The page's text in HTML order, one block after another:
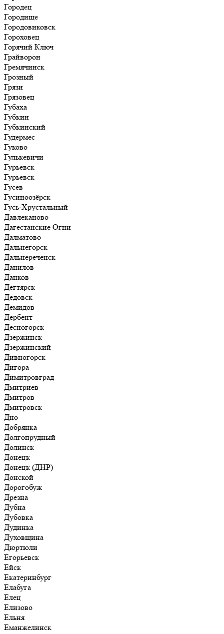
Городец
Городище
Городовиковск
Гороховец
Горячий Ключ
Грайворон
Гремячинск
Грозный
Грязи
Грязовец
Губаха
Губкин
Губкинский
Гудермес
Гуково
Гулькевичи
Гурьевск
Гурьевск
Гусев
Гусиноозёрск
Гусь-Хрустальный
Давлеканово
Дагестанские Огни
Далматово
Дальнегорск
Дальнереченск
Данилов
Данков
Дегтярск
Дедовск
Демидов
Дербент
Десногорск
Дзержинск
Дзержинский
Дивногорск
Дигора
Димитровград
Дмитриев
Дмитров
Дмитровск
Дно
Добрянка
Долгопрудный
Долинск
Донецк
Донецк (ДНР)
Донской
Дорогобуж
Дрезна
Дубна
Дубовка
Дудинка
Духовщина
Дюртюли
Егорьевск
Ейск
Екатеринбург
Елабуга
Елец
Елизово
Ельня
Еманжелинск